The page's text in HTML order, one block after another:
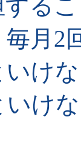
る
月2
け
け